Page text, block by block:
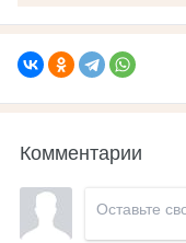
Комментарии